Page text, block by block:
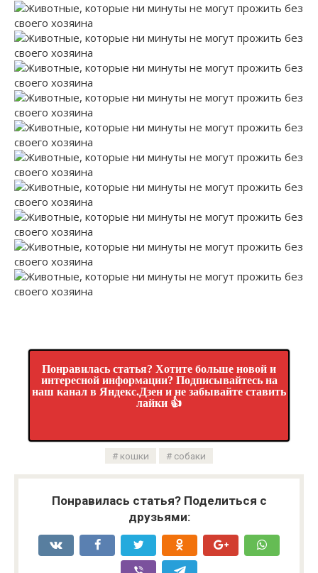
Понравилась статья? Хотите больше новой и
интересной информации? Подписывайтесь на
наш канал в Яндекс.Дзен и не забывайте ставить
лайки 👍
кошки собаки
Понравилась статья? Поделиться с
друзьями: